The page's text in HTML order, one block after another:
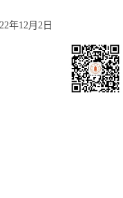
年12月2日